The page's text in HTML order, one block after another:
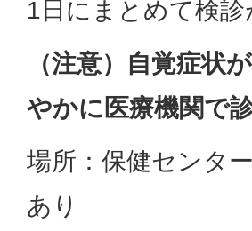
1日にまとめて検
（注意）自覚症状
やかに医療機関で
場所：保健センタ
あり